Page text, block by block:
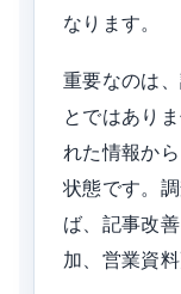
なります。
重要なのは
とではあり
れた情報か
状態です。
ば、記事改
加、営業資